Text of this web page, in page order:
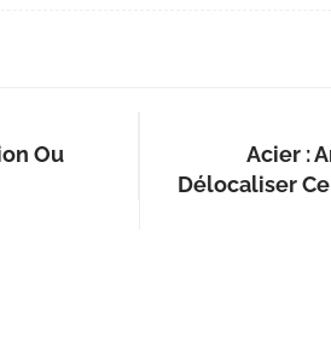
Ou
Acier :
Délocaliser